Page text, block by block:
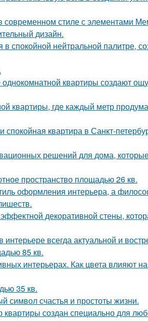
современном стиле с элементами
дизайн.
спокойной нейтральной палитре,
квартиры создают
квартиры, где каждый метр
спокойная квартира в Санкт-
решений для дома,
пространство площадью 26 кв.
оформления интерьера, а
декоративной стены,
всегда актуальной и
85 кв.
интерьерах. Как цвета влияют
35 кв.
символ счастья и простоты жизни.
создан специально для